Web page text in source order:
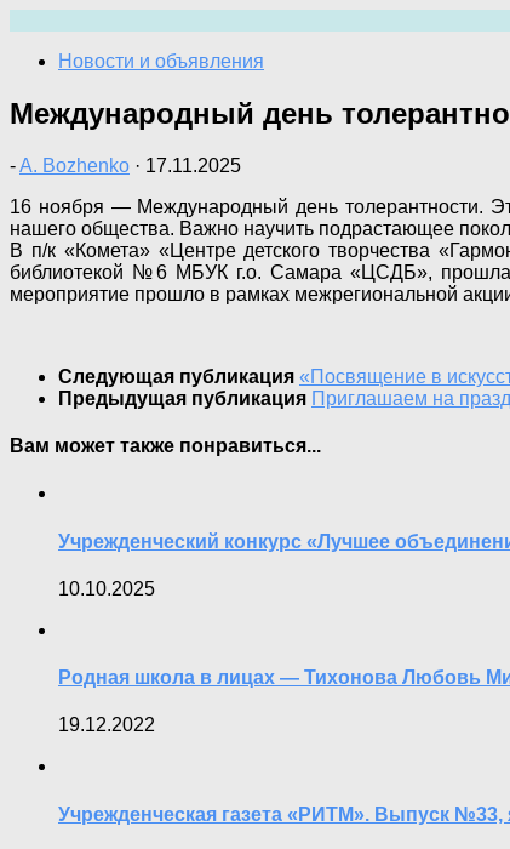
содержимому
Новости и объявления
Международный день
-A. Bozhenko · 17.11.2025
16 ноября — Международный день толерантности.
нашего общества. Важно научить подрастающее
В п/к «Комета» «Центре детского творчества
библиотекой №6 МБУК г.о. Самара «ЦСДБ», прошла
мероприятие прошло в рамках межрегиональной
Следующая публикация «Посвящение в
Предыдущая публикация Приглашаем на
Вам может также понравиться...
Учрежденческий конкурс «Лучшее
10.10.2025
Родная школа в лицах — Тихонова Любовь
19.12.2022
Учрежденческая газета «РИТМ». Выпуск №33,